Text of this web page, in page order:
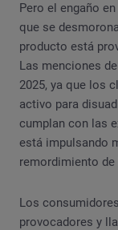
Pero el engaño
que se
producto está
Las menciones de
2025, ya que los
activo para
cumplan con las
está impulsando
remordimiento
Los
provocadores y